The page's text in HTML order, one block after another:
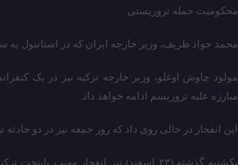
محکومیت حمله تروریستی
محمد جواد ظریف، وزیر خارجه ایران که در استانبول
مولود چاوش اوغلو، وزیر خارجه ترکیه نیز در یک
مبارزه علیه تروریسم ادامه خواهد داد.
این انفجار در حالی روی داد که روز جمعه نیز در دو حادثه